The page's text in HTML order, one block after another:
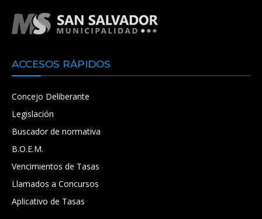
ACCESOS RÁPIDOS
Concejo Deliberante
Legislación
Buscador de normativa
B.O.E.M.
Vencimientos de Tasas
Llamados a Concursos
Aplicativo de Tasas